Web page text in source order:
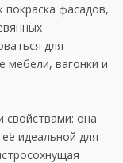
покраска фасадов,
для
мебели, вагонки и
свойствами: она
идеальной для